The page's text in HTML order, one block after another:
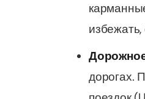
Attraction in Дубай,
LEGOLAND® Park +
Attraction in Дубай,
дорогах.